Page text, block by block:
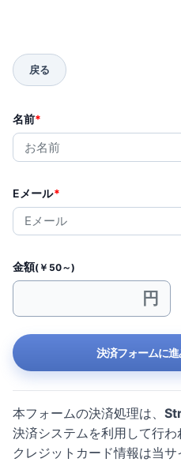
名前*
Eメール*
金額(￥50～)
決済フォームに
本フォームの決済処理は、
決済システムを利用して行わ
クレジットカード情報は当